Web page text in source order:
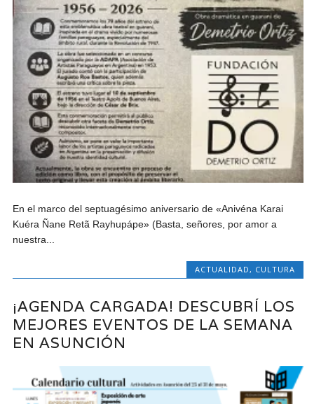
En el marco del septuagésimo aniversario de «Anivéna Karai
Kuéra Ñane Retã Rayhupápe» (Basta, señores, por amor a
nuestra...
ACTUALIDAD, CULTURA
¡AGENDA CARGADA! DESCUBRÍ LOS
MEJORES EVENTOS DE LA SEMANA
EN ASUNCIÓN